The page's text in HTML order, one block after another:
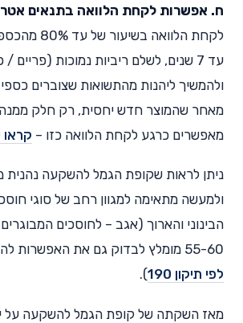
ח. אפשרות לקחת הלוואה בתנאים
לקחת הלוואה
עד 7 שנים, לשלם ריביות נמוכות (פריים
ולהמשיך ליהנות מהתשואות שצוברים
מאחר שהמוצר חדש יחסית, רק חלק
מאפשרים כרגע לקחת הלוואה כזו – קראו
ניתן לראות שקופת הגמל להשקעה נהנית
ולמעשה מתאימה למגוון רחב של סוגי
הבינוני והארוך (אגב – לחוסכים המבוגרים
55-60 מומלץ לבדוק גם את האפשרות להשקיע ב
לפי תיקון 190
).
מאז השקתה של קופת הגמל להשקעה על